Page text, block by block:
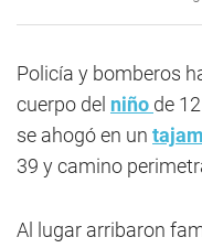
Policía y bomberos
cuerpo del niño de
se ahogó en un
39 y camino
Al lugar arribaron